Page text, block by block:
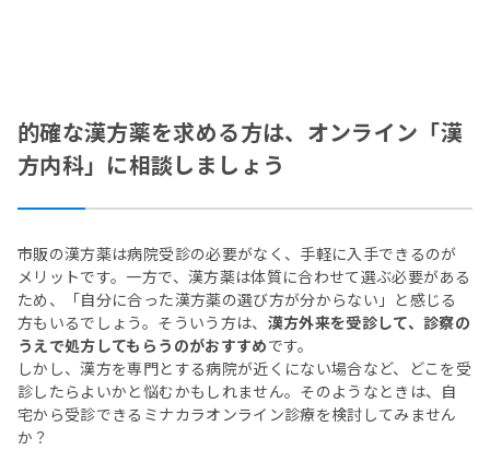
的確な漢方薬を求める方は、オンライン「漢
方内科」に相談しましょう
市販の漢方薬は病院受診の必要がなく、手軽に入手できるのが
メリットです。一方で、漢方薬は体質に合わせて選ぶ必要がある
ため、「自分に合った漢方薬の選び方が分からない」と感じる
方もいるでしょう。そういう方は、 漢方外来を受診して、診察の
うえで処方してもらうのがおすすめです。
しかし、漢方を専門とする病院が近くにない場合など、どこを受
診したらよいかと悩むかもしれません。そのようなときは、自
宅から受診できるミナカラオンライン診療を検討してみません
か？